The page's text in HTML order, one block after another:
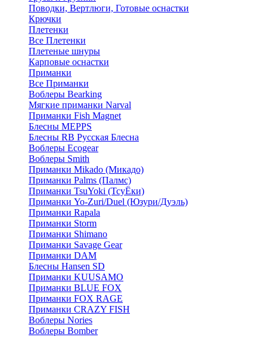
Поводки, Вертлюги, Готовые оснастки
Крючки
Плетенки
Все Плетенки
Плетеные шнуры
Карповые оснастки
Приманки
Все Приманки
Воблеры Bearking
Мягкие приманки Narval
Приманки Fish Magnet
Блесны MEPPS
Блесны RB Русская Блесна
Воблеры Ecogear
Воблеры Smith
Приманки Mikado (Микадо)
Приманки Palms (Палмс)
Приманки TsuYoki (ТсуЁки)
Приманки Yo-Zuri/Duel (Юзури/Дуэль)
Приманки Rapala
Приманки Storm
Приманки Shimano
Приманки Savage Gear
Приманки DAM
Блесны Hansen SD
Приманки KUUSAMO
Приманки BLUE FOX
Приманки FOX RAGE
Приманки CRAZY FISH
Воблеры Nories
Воблеры Bomber